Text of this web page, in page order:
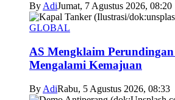
By AdiJumat, 7 Agustus 2026, 08:20
GLOBAL
AS Mengklaim
Mengalami Kemajuan
By AdiRabu, 5 Agustus 2026, 08:33